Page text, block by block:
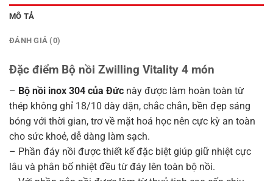
MÔ TẢ
ĐÁNH GIÁ (0)
Đặc điểm Bộ nồi Zwilling Vitality 4 món
– Bộ nồi inox 304 của Đức này được làm hoàn toàn từ
thép không ghỉ 18/10 dày dặn, chắc chắn, bền đẹp sáng
bóng với thời gian, trơ về mặt hoá học nên cực kỳ an toàn
cho sức khoẻ, dễ dàng làm sạch.
– Phần đáy nồi được thiết kế đặc biệt giúp giữ nhiệt cực
lâu và phân bố nhiệt đều từ đáy lên toàn bộ nồi.